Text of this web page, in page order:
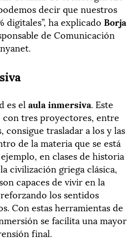
decir que nuestros
digitales”, ha explicado Borja
de Comunicación
es el aula inmersiva. Este
con tres proyectores, entre
consigue trasladar a los y las
de la materia que se está
en clases de historia
civilización griega clásica,
capaces de vivir en la
los sentidos
Con estas herramientas de
se facilita una mayor
final.